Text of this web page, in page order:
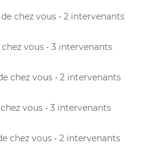
chez vous • 2 intervenants
chez vous • 3 intervenants
chez vous • 2 intervenants
chez vous • 3 intervenants
chez vous • 2 intervenants